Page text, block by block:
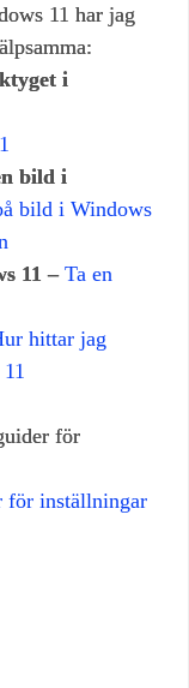
11 har jag
i
bild i
bild i Windows
11 – Ta en
hittar jag
för
för inställningar